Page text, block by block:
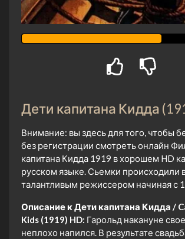
Дети капитана Кидда
Внимание: вы здесь для того, чтобы
без регистрации смотреть онлайн
капитана Кидда 1919 в хорошем HD
русском языке. Сьемки происходили
талантливым режиссером начиная с
Описание к Дети капитана Кидда /
Kids (1919) HD: Гарольд накануне
неплохо напился. В результате